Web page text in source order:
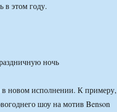
в этом году.
новом исполнении. К примеру,
шоу на мотив Benson